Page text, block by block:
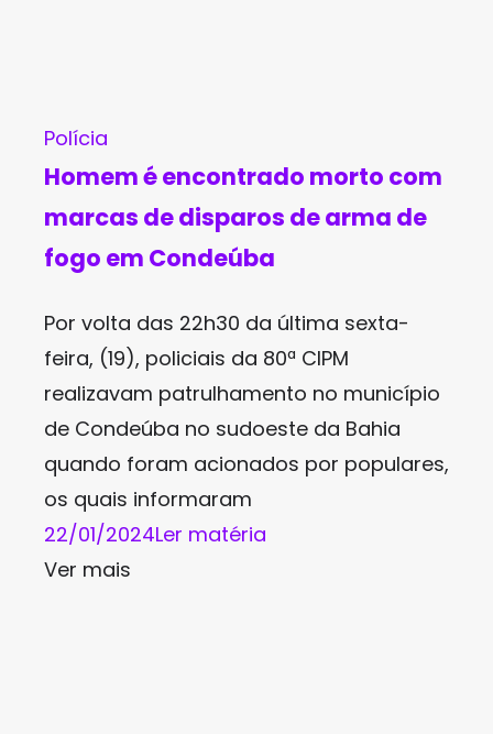
Polícia
Homem é encontrado morto com
marcas de disparos de arma de
fogo em Condeúba
Por volta das 22h30 da última sexta-
feira, (19), policiais da 80ª CIPM
realizavam patrulhamento no município
de Condeúba no sudoeste da Bahia
quando foram acionados por populares,
os quais informaram
22/01/2024Ler matéria
Ver mais